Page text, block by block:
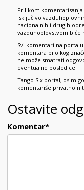
Prilikom
isključivo
nacionalnih i drugih
vazduhoplovstvom biće
Svi komentari na
komentara bilo kog
ne može smatrati
eventualne posledice.
Tango Six portal, osim
komentariše privatno
Ostavite
Komentar*